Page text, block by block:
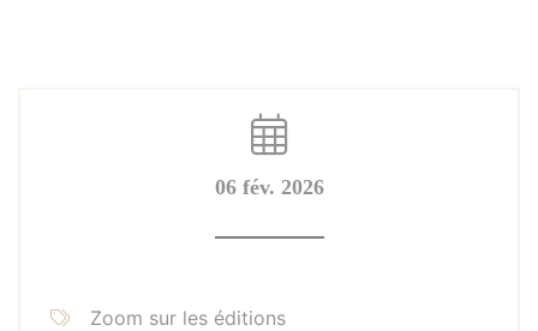
06 fév. 2026
Zoom sur les éditions